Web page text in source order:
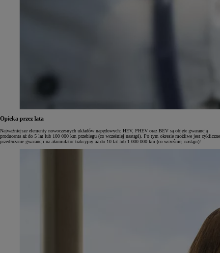
Opieka przez lata
Najważniejsze elementy nowoczesnych układów napędowych: HEV, PHEV oraz BEV są objęte gwarancją
producenta aż do 5 lat lub 100 000 km przebiegu (co wcześniej nastąpi). Po tym okresie możliwe jest cykliczne
przedłużanie gwarancji na akumulator trakcyjny aż do 10 lat lub 1 000 000 km (co wcześniej nastąpi)!